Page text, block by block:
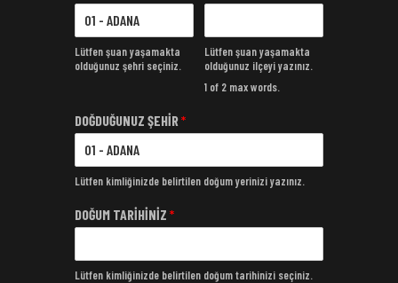
Lütfen şuan yaşamakta
olduğunuz şehri seçiniz.
Lütfen şuan yaşamakta
olduğunuz ilçeyi yazınız.
1 of 2 max words.
DOĞDUĞUNUZ ŞEHİR*
Lütfen kimliğinizde belirtilen doğum yerinizi yazınız.
DOĞUM TARİHİNİZ *
Lütfen kimliğinizde belirtilen doğum tarihinizi seçiniz.